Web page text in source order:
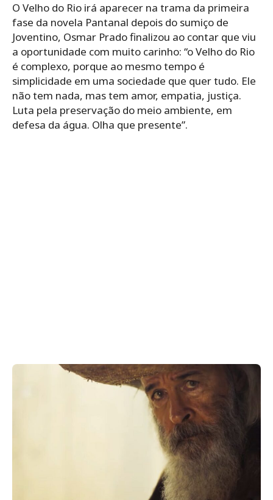
O Velho do Rio irá aparecer na trama da primeira
fase da novela Pantanal depois do sumiço de
Joventino, Osmar Prado finalizou ao contar que viu
a oportunidade com muito carinho: “o Velho do Rio
é complexo, porque ao mesmo tempo é
simplicidade em uma sociedade que quer tudo. Ele
não tem nada, mas tem amor, empatia, justiça.
Luta pela preservação do meio ambiente, em
defesa da água. Olha que presente”.